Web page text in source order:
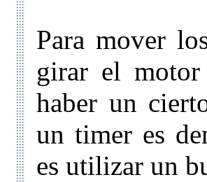
Para mover
girar el motor
haber un
un timer es
es utilizar un